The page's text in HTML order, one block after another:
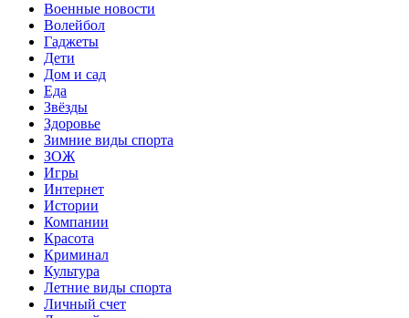
Военные новости
Волейбол
Гаджеты
Дети
Дом и сад
Еда
Звёзды
Здоровье
Зимние виды спорта
ЗОЖ
Игры
Интернет
Истории
Компании
Красота
Криминал
Культура
Летние виды спорта
Личный счет